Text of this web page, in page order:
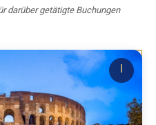
FR IT
darüber getätigte Buchungen
I